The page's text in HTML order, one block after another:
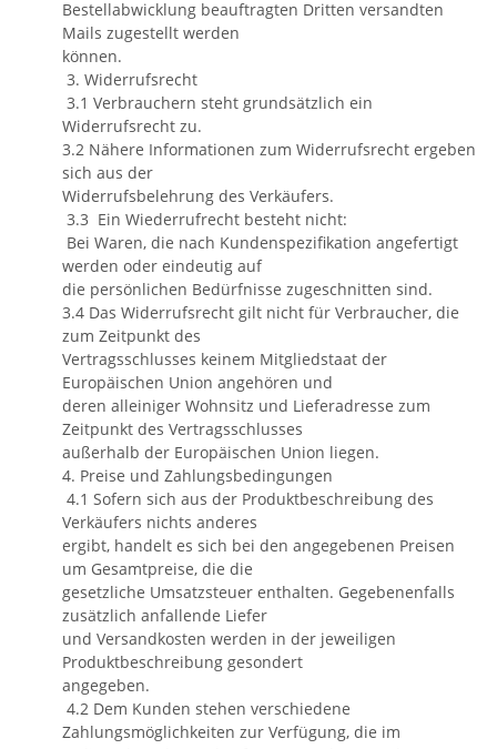
Bestellabwicklung beauftragten Dritten versandten
Mails zugestellt werden
können.
3. Widerrufsrecht
3.1 Verbrauchern steht grundsätzlich ein
Widerrufsrecht zu.
3.2 Nähere Informationen zum Widerrufsrecht ergeben
sich aus der
Widerrufsbelehrung des Verkäufers.
3.3 Ein Wiederrufrecht besteht nicht:
Bei Waren, die nach Kundenspezifikation angefertigt
werden oder eindeutig auf
die persönlichen Bedürfnisse zugeschnitten sind.
3.4 Das Widerrufsrecht gilt nicht für Verbraucher, die
zum Zeitpunkt des
Vertragsschlusses keinem Mitgliedstaat der
Europäischen Union angehören und
deren alleiniger Wohnsitz und Lieferadresse zum
Zeitpunkt des Vertragsschlusses
außerhalb der Europäischen Union liegen.
4. Preise und Zahlungsbedingungen
4.1 Sofern sich aus der Produktbeschreibung des
Verkäufers nichts anderes
ergibt, handelt es sich bei den angegebenen Preisen
um Gesamtpreise, die die
gesetzliche Umsatzsteuer enthalten. Gegebenenfalls
zusätzlich anfallende Liefer
und Versandkosten werden in der jeweiligen
Produktbeschreibung gesondert
angegeben.
4.2 Dem Kunden stehen verschiedene
Zahlungsmöglichkeiten zur Verfügung, die im